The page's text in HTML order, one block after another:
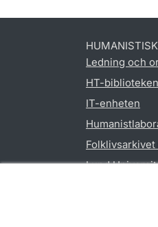
Ledning och
HT-biblioteken
IT-enheten
Lund